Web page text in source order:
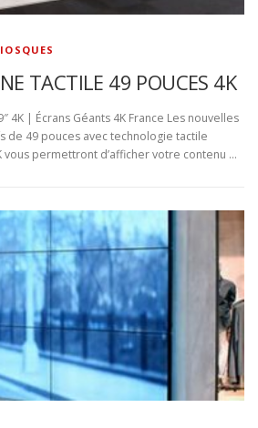
TACTILE 49 POUCES 4K
4K | Écrans Géants 4K France Les nouvelles
de 49 pouces avec technologie tactile
vous permettront d’afficher votre contenu …